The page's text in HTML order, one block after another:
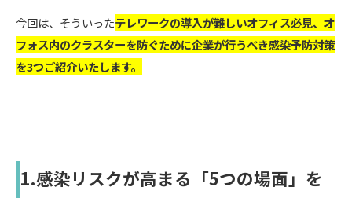
今回は、そういったテレワークの導入が難しいオフィス必見、オ
フォス内のクラスターを防ぐために企業が行うべき感染予防対策
を3つご紹介いたします。
1.感染リスクが高まる「5つの場面」を